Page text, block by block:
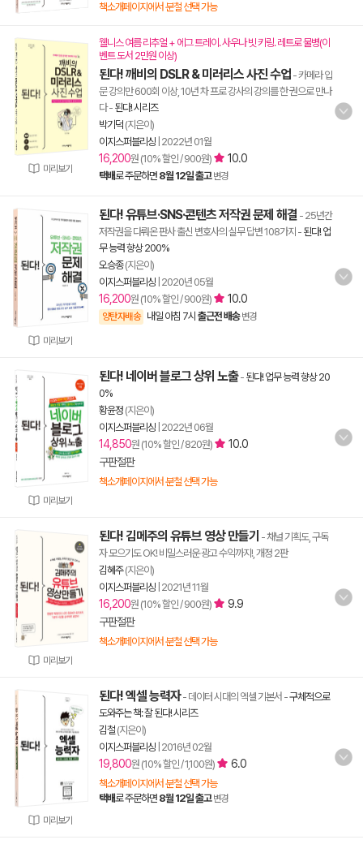
책소개페이지에서 분철 선택 가능
미리보기
웰니스 여름 리추얼 + 에그 트레이. 사우나 빗 키링. 레트로 물병(이
벤트 도서 2만원 이상)
된다! 깨비의 DSLR & 미러리스 사진 수업 - 카메라 입
문 강의만 600회 이상, 10년 차 프로 강사의 강의를 한 권으로 만나
다- 된다! 시리즈
박기덕 (지은이)
이지스퍼블리싱 2022년 01월
16,200원 (10% 할인 / 900원) 10.0
택배로 주문하면 8월 12일 출고 변경
미리보기
된다! 유튜브·SNS·콘텐츠 저작권 문제 해결 - 25년간
저작권을 다뤄온 판사 출신 변호사의 실무 답변 108가지 - 된다! 업
무 능력 향상 200%
오승종(지은이)
이지스퍼블리싱 2020년 05월
16,200원 (10% 할인 / 900원) 10.0
양탄자배송 내일 아침 7시 출근전 배송 변경
미리보기
된다! 네이버 블로그 상위 노출- 된다! 업무 능력 향상 20
0%
황윤정 (지은이)
이지스퍼블리싱 2022년 06월
14,850원 (10% 할인 / 820원)
10.0
구판절판
책소개페이지에서 분철 선택 가능
미리보기
된다! 김메주의 유튜브 영상 만들기 - 채널 기획도, 구독
자 모으기도 OK! 비밀스러운 광고 수익까지!, 개정 2판
김혜주(지은이)
이지스퍼블리싱 2021년 11월
16,200원 (10% 할인 / 900원)
9.9
구판절판
책소개페이지에서 분철 선택 가능
미리보기
된다! 엑셀 능력자- 데이터 시대의 엑셀 기본서 -구체적으로
도와주는 책: 잘 된다! 시리즈
김철 (지은이)
이지스퍼블리싱 2016년 02월
19,800원 (10% 할인 / 1,100원) 6.0
책소개페이지에서 분철 선택 가능
택배로 주문하면 8월 12일 출고 변경